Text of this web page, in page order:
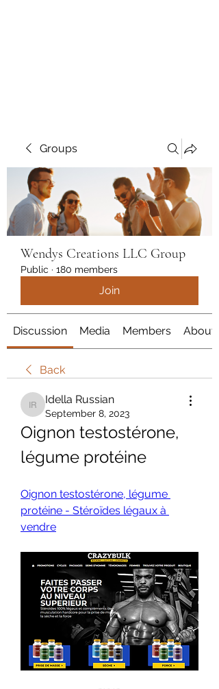
Groups
Wendys Creations LLC Group
Public · 180 members
Join
Discussion Media Members About
Back
Idella Russian
Idella Russian
September 8, 2023
Oignon testostérone,
légume protéine
Oignon testostérone, légume
protéine - Stéroïdes légaux à
vendre